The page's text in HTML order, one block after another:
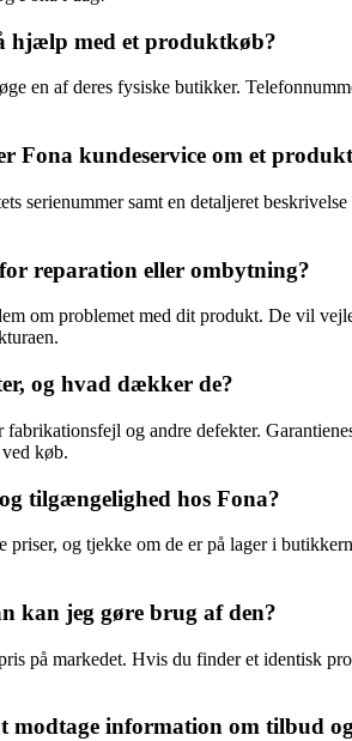
hjælp med et produktkøb?
en af deres fysiske butikker.
Fona kundeservice om et
serienummer samt en detaljeret
reparation eller ombytning?
om problemet med dit produkt. De vil
og hvad dækker de?
og andre defekter.
køb.
tilgængelighed hos Fona?
priser, og tjekke om de er på lager i
kan jeg gøre brug af den?
på markedet. Hvis du finder et identisk
information om tilbud